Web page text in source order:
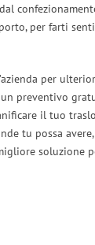
per farti
per
preventivo
il tuo
tu possa
soluzione